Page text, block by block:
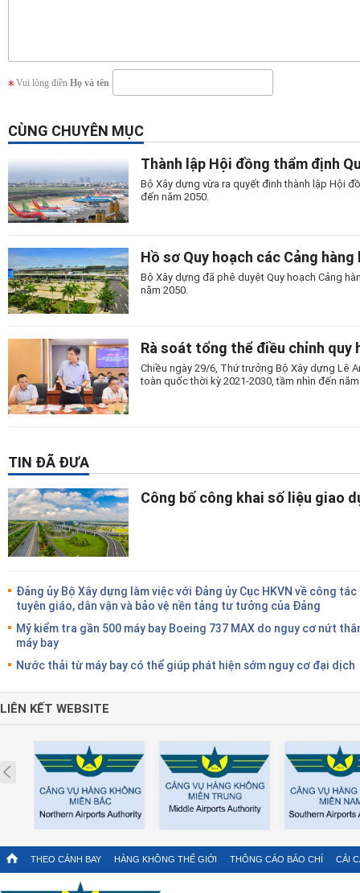
Vui lòng điền Họ và tên
CÙNG CHUYÊN MỤC
Thành lập Hội đồng thẩm định
Bộ Xây dựng vừa ra quyết định thành lập Hội
đến năm 2050.
Hồ sơ Quy hoạch các Cảng
Bộ Xây dựng đã phê duyệt Quy hoạch Cảng
năm 2050.
Rà soát tổng thể điều chỉnh
Chiều ngày 29/6, Thứ trưởng Bộ Xây dựng Lê
toàn quốc thời kỳ 2021-2030, tầm nhìn đến
TIN ĐÃ ĐƯA
Công bố công khai số liệu giao
Đảng ủy Bộ Xây dựng làm việc với Đảng ủy Cục HKVN về công tác
tuyên giáo, dân vận và bảo vệ nền tảng tư tưởng của Đảng
Mỹ kiểm tra gần 500 máy bay Boeing 737 MAX do nguy cơ nứt
máy bay
Nước thải từ máy bay có thể giúp phát hiện sớm nguy cơ đại dịch
LIÊN KẾT WEBSITE
Prev
THEO CÁNH BAY HÀNG KHÔNG THẾ GIỚI THÔNG CÁO BÁO CHÍ CẢI